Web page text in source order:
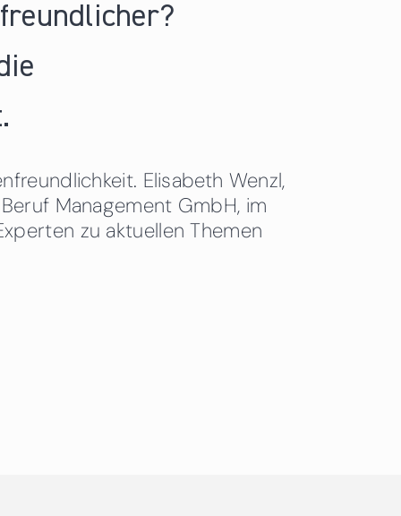
Elisabeth Wenzl,
Management GmbH, im
zu aktuellen Themen